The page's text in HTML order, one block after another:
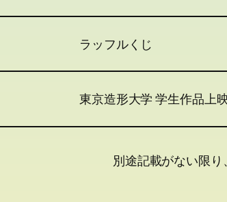
ラッフルくじ
東京造形大学 学生作品上
別途記載がない限